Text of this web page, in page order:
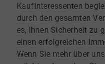
Kaufinteressenten
durch den gesamten
es, Ihnen Sicherheit zu
einen erfolgreichen
Wenn Sie mehr über